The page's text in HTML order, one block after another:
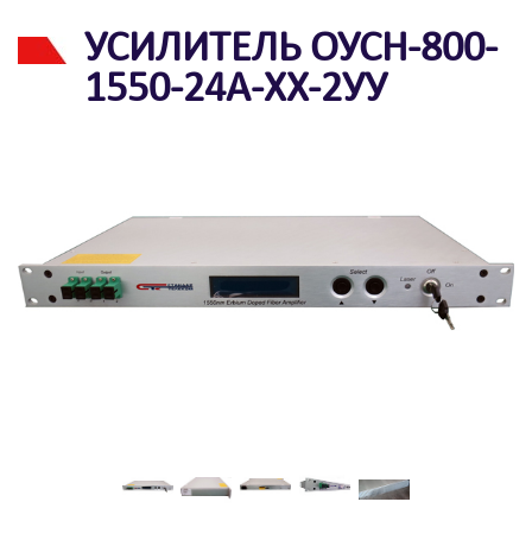
УСИЛИТЕЛЬ ОУСН-800-
1550-24А-XX-2УУ